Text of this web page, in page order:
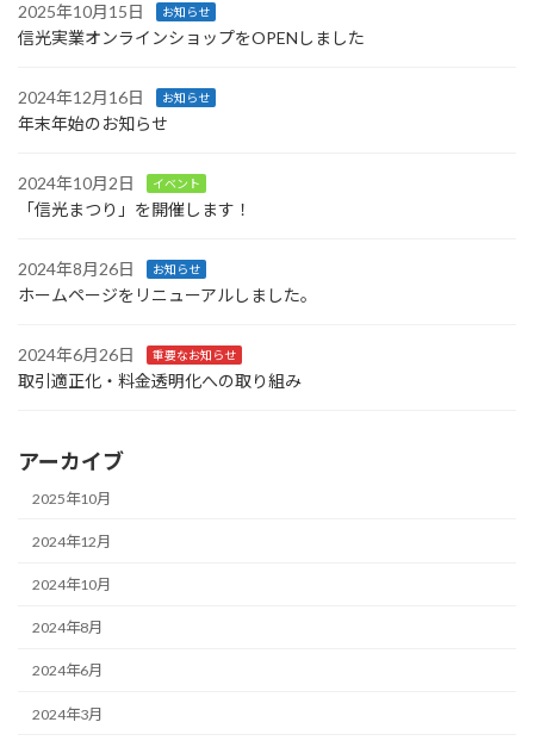
2025年10月15日 お知らせ
信光実業オンラインショップをOPENしました
2024年12月16日 お知らせ
年末年始のお知らせ
2024年10月2日 イベント
「信光まつり」を開催します！
2024年8月26日 お知らせ
ホームページをリニューアルしました。
2024年6月26日 重要なお知らせ
取引適正化・料金透明化への取り組み
アーカイブ
2025年10月
2024年12月
2024年10月
2024年8月
2024年6月
2024年3月